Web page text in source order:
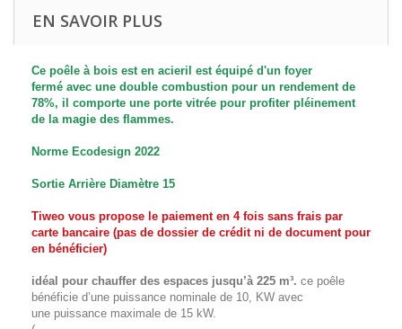
EN SAVOIR PLUS
Ce poêle à bois est en acieril est équipé d'un foyer
fermé avec une double combustion pour un rendement de
78%, il comporte une porte vitrée pour profiter pléinement
de la magie des flammes.
Norme Ecodesign 2022
Sortie Arrière Diamètre 15
Tiweo vous propose le paiement en 4 fois sans frais par
carte bancaire (pas de dossier de crédit ni de document pour
en bénéficier)
idéal pour chauffer des espaces jusqu’à 225 m³. ce poêle
bénéficie d’une puissance nominale de 10, KW avec
une puissance maximale de 15 kW.